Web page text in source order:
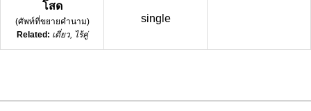
โสด
(ศัพท์ที่ขยายคำนาม)
Related: เดี่ยว, ไร้คู่
single